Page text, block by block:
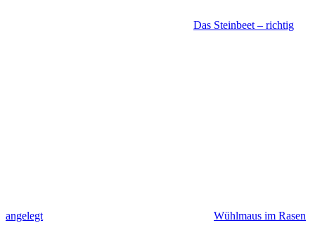
Das Steinbeet – richtig
angelegt Wühlmaus im Rasen